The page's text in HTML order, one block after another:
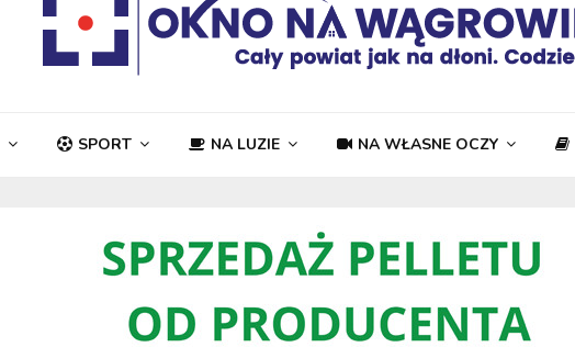
SPORT NA LUZIE NA WŁASNE OCZY